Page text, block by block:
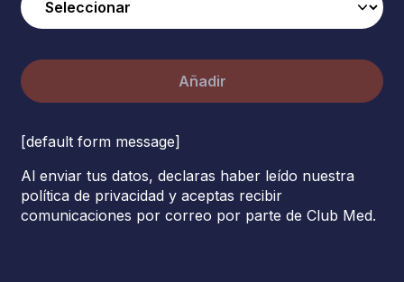
Añadir
[default form message]
Al enviar tus datos, declaras haber leído nuestra
política de privacidad y aceptas recibir
comunicaciones por correo por parte de Club Med.